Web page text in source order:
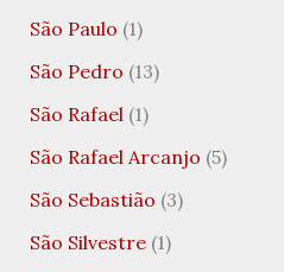
São Paulo (1)
São Pedro (13)
São Rafael(1)
São Rafael Arcanjo (5)
São Sebastião (3)
São Silvestre(1)